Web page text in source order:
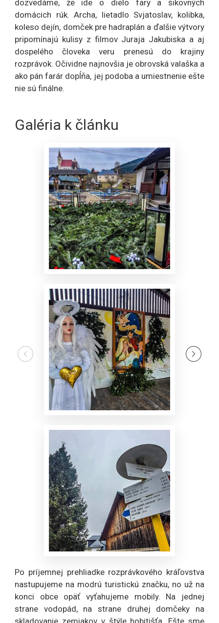
dozvedáme, že ide o dielo fary a šikovných
domácich rúk. Archa, lietadlo Svjatoslav, kolibka,
koleso dejín, domček pre hadraplán a ďalšie výtvory
pripomínajú kulisy z filmov Juraja Jakubiska a aj
dospelého človeka veru prenesú do krajiny
rozprávok. Očividne najnovšia je obrovská valaška a
ako pán farár dopĺňa, jej podoba a umiestnenie ešte
nie sú finálne.
Galéria k článku
Po príjemnej prehliadke rozprávkového kráľovstva
nastupujeme na modrú turistickú značku, no už na
konci obce opäť vyťahujeme mobily. Na jednej
strane vodopád, na strane druhej domčeky na